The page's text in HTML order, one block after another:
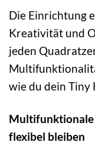
Die Einrichtung
Kreativität und
jeden
wie du dein Tiny
Multifunktionale
flexibel bleiben